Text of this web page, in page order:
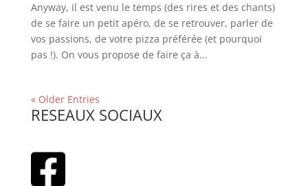
Anyway, il est venu le temps (des rires et des chants)
de se faire un petit apéro, de se retrouver, parler de
vos passions, de votre pizza préférée (et pourquoi
pas !). On vous propose de faire ça à...
« Older Entries
RESEAUX SOCIAUX